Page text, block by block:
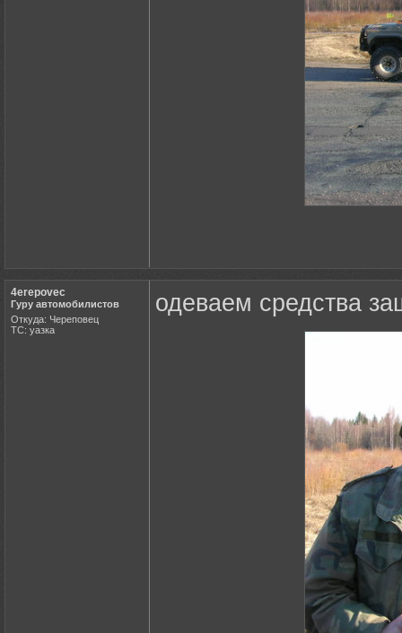
4erepovec
Гуру автомобилистов
Откуда: Череповец
ТС: уазка
одеваем средства